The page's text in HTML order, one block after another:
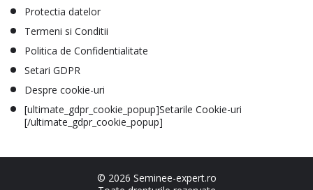
Protectia datelor
Termeni si Conditii
Politica de Confidentialitate
Setari GDPR
Despre cookie-uri
[ultimate_gdpr_cookie_popup]Setarile Cookie-uri
[/ultimate_gdpr_cookie_popup]
© 2026 Seminee-expert.ro